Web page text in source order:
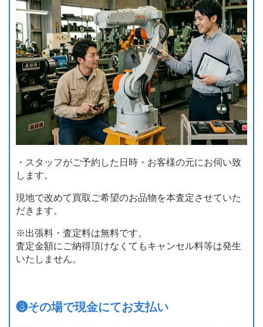
・スタッフがご予約した日時・お客様の元にお伺い致
します。
現地で改めて買取ご希望のお品物を本査定させていた
だきます。
※出張料・査定料は無料です。
査定金額にご納得頂けなくてもキャンセル料等は発生
いたしません。
❸その場で現金にてお支払い